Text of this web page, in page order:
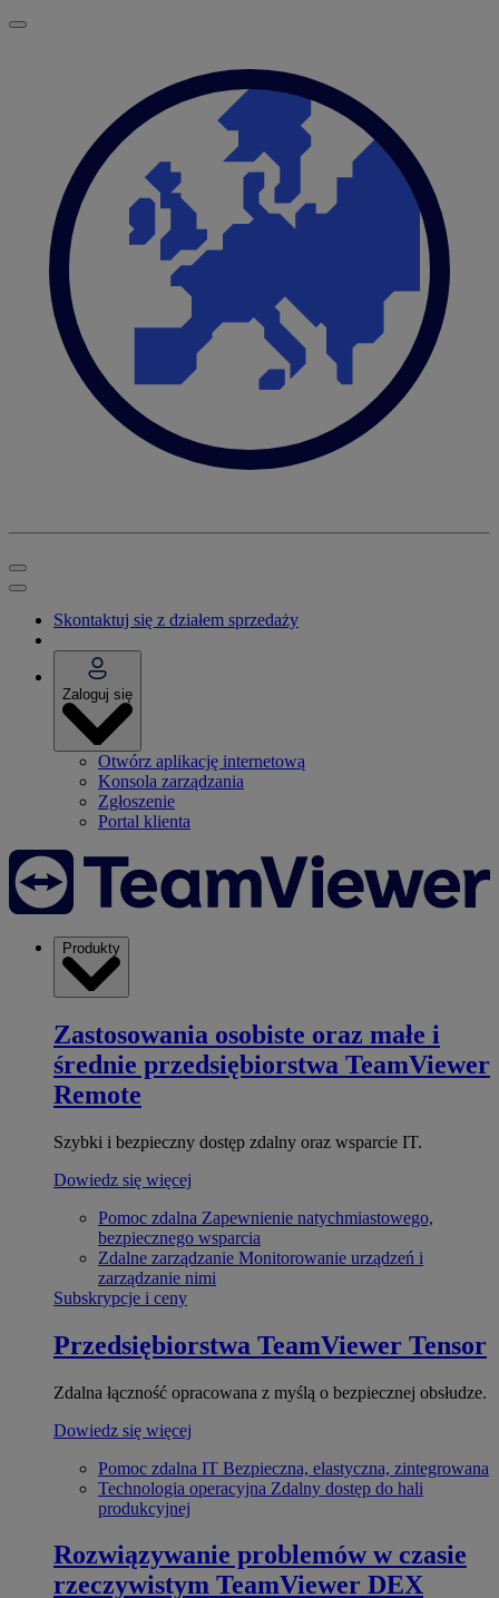
Skontaktuj się z działem sprzedaży
Zaloguj się
Otwórz aplikację internetową
Konsola zarządzania
Zgłoszenie
Portal klienta
Produkty
Zastosowania osobiste oraz małe i
średnie przedsiębiorstwa TeamViewer
Remote
Szybki i bezpieczny dostęp zdalny oraz wsparcie IT.
Dowiedz się więcej
Pomoc zdalna Zapewnienie natychmiastowego,
bezpiecznego wsparcia
Zdalne zarządzanie Monitorowanie urządzeń i
zarządzanie nimi
Subskrypcje i ceny
Przedsiębiorstwa TeamViewer Tensor
Zdalna łączność opracowana z myślą o bezpiecznej obsłudze.
Dowiedz się więcej
Pomoc zdalna IT Bezpieczna, elastyczna, zintegrowana
Technologia operacyjna Zdalny dostęp do hali
produkcyjnej
Rozwiązywanie problemów w czasie
rzeczywistym TeamViewer DEX